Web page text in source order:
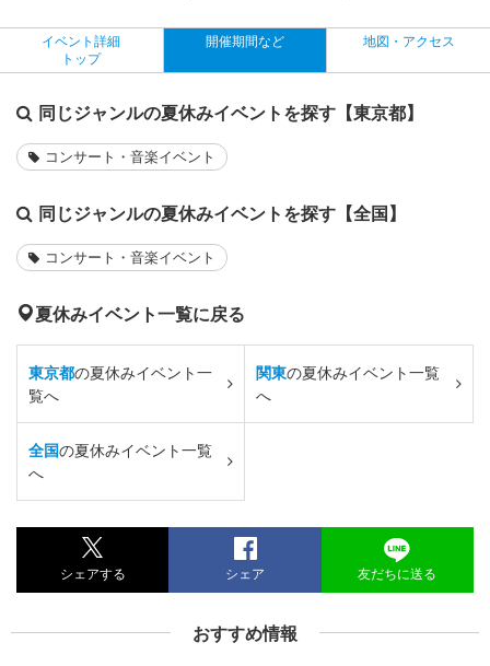
イベント詳細
トップ
開催期間など 地図・アクセス
同じジャンルの夏休みイベントを探す【東京都】
コンサート・音楽イベント
同じジャンルの夏休みイベントを探す【全国】
コンサート・音楽イベント
夏休みイベント一覧に戻る
東京都の夏休みイベント一
覧へ
関東の夏休みイベント一覧
へ
全国の夏休みイベント一覧
へ
シェアする シェア 友だちに送る
おすすめ情報